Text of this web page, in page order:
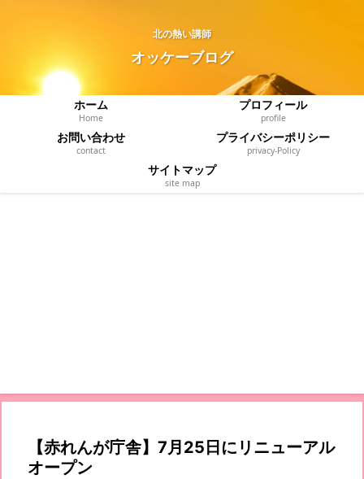
北の熱い講師
オッケーブログ
ホーム
Home
プロフィール
profile
お問い合わせ
contact
プライバシーポリシー
privacy‐Policy
サイトマップ
site map
【赤れんが庁舎】7月25日にリニューアル
オープン